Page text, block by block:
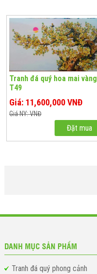
Tranh đá quý hoa mai vàng
T49
Giá: 11,600,000 VNĐ
Giá NY: VNĐ
Đặt mua
DANH MỤC SẢN PHẨM
Tranh đá quý phong cảnh